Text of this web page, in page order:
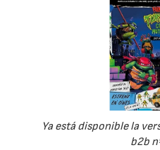
Ya está disponible la
b2b